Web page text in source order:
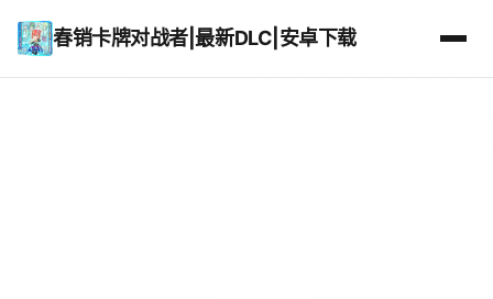
春销卡牌对战者|最新DLC|安卓下载